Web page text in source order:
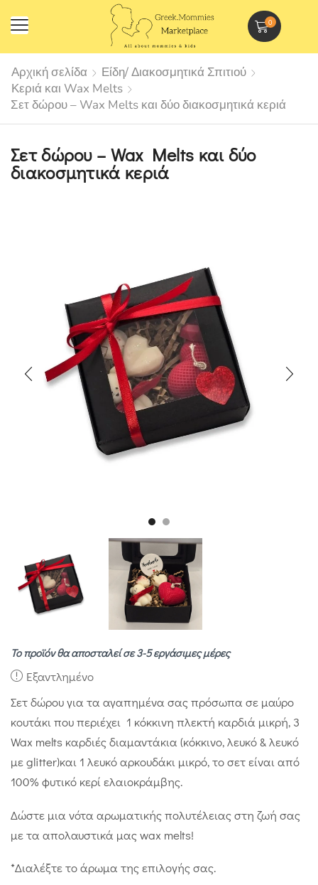
0
Αρχική σελίδα
Είδη/ Διακοσμητικά Σπιτιού
Κεριά και Wax Melts
Σετ δώρου – Wax Melts και δύο διακοσμητικά κεριά
Σετ δώρου – Wax Melts και δύο
διακοσμητικά κεριά
Το προϊόν θα αποσταλεί σε 3-5 εργάσιμες μέρες
Εξαντλημένο
Σετ δώρου για τα αγαπημένα σας πρόσωπα σε μαύρο
κουτάκι που περιέχει 1 κόκκινη πλεκτή καρδιά μικρή, 3
Wax melts καρδιές διαμαντάκια (κόκκινο, λευκό & λευκό
με glitter)και 1 λευκό αρκουδάκι μικρό, το σετ είναι από
100% φυτικό κερί ελαιοκράμβης.
Δώστε μια νότα αρωματικής πολυτέλειας στη ζωή σας
με τα απολαυστικά μας wax melts!
*Διαλέξτε το άρωμα της επιλογής σας.